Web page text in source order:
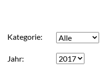
Kategorie
Jahr